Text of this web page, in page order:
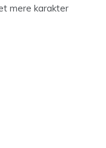
mere karakter